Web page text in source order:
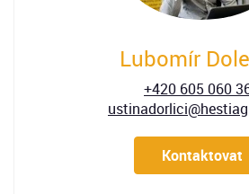
Lubomír
+420 605 060
Kontaktovat